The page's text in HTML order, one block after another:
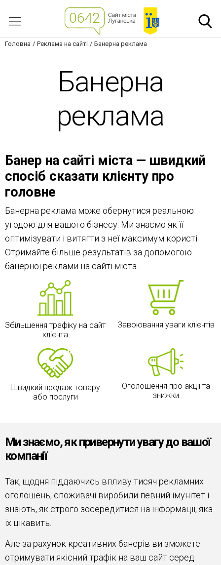
Головна Реклама на сайті Банерна реклама
Банерна
реклама
Банер на сайті міста — швидкий
спосіб сказати клієнту про
головне
Банерна реклама може обернутися реальною
угодою для вашого бізнесу. Ми знаємо як її
оптимізувати і витягти з неї максимум користі.
Отримайте більше результатів за допомогою
банерної реклами на сайті міста.
Збільшення трафіку на сайт
клієнта
Завоювання уваги клієнтів
Швидкий продаж товару
або послуги
Оголошення про акції та
знижки
Ми знаємо, як привернути увагу до вашої
компанії
Так, щодня піддаючись впливу тисяч рекламних
оголошень, споживачі виробили певний імунітет і
знають, як строго зосередитися на інформації, яка
їх цікавить.
Але за рахунок креативних банерів ви зможете
отримувати якісний трафік на ваш сайт серед